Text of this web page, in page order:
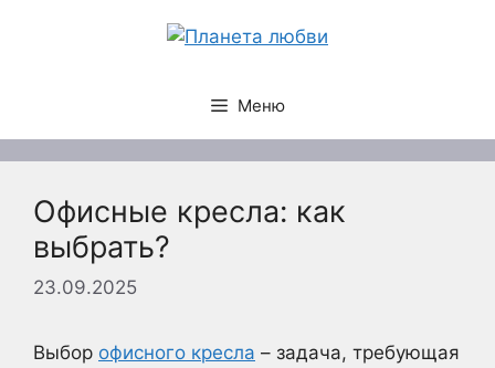
Меню
Офисные кресла: как
выбрать?
23.09.2025
Выбор офисного кресла – задача, требующая